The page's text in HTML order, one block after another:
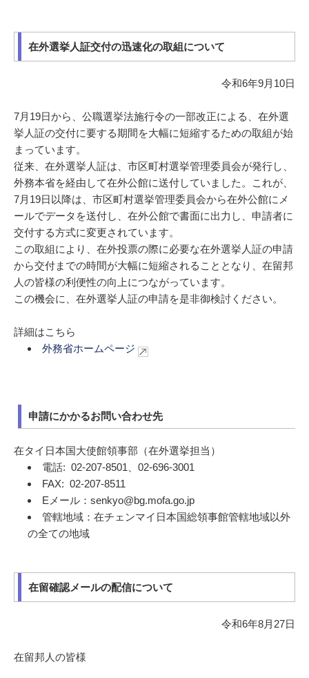
在外選挙人証交付の迅速化の取組について
令和6年9月10日
7月19日から、公職選挙法施行令の一部改正による、在外選
挙人証の交付に要する期間を大幅に短縮するための取組が始
まっています。
従来、在外選挙人証は、市区町村選挙管理委員会が発行し、
外務本省を経由して在外公館に送付していました。これが、
7月19日以降は、市区町村選挙管理委員会から在外公館にメ
ールでデータを送付し、在外公館で書面に出力し、申請者に
交付する方式に変更されています。
この取組により、在外投票の際に必要な在外選挙人証の申請
から交付までの時間が大幅に短縮されることとなり、在留邦
人の皆様の利便性の向上につながっています。
この機会に、在外選挙人証の申請を是非御検討ください。
詳細はこちら
外務省ホームページ
申請にかかるお問い合わせ先
在タイ日本国大使館領事部（在外選挙担当）
電話: 02-207-8501、02-696-3001
FAX: 02-207-8511
Eメール：senkyo@bg.mofa.go.jp
管轄地域：在チェンマイ日本国総領事館管轄地域以外
の全ての地域
在留確認メールの配信について
令和6年8月27日
在留邦人の皆様